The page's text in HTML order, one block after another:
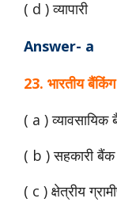
( d ) व्यापारी
Answer- a
23. भारतीय
( a ) व्यावसायिक
( b ) सहकारी बैंक
( c ) क्षेत्रीय